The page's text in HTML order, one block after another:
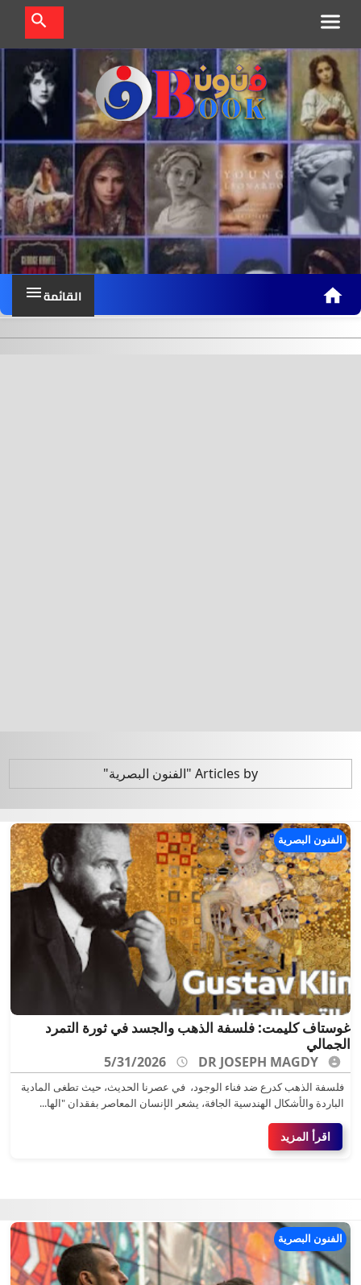
ف
ن
و
ن
ب
و
القائمة
Articles by "الفنون البصرية"
الفنون البصرية
غوستاف كليمت: فلسفة الذهب والجسد في ثورة التمرد
الجمالي
DR JOSEPH MAGDY
5/31/2026
فلسفة الذهب كدرع ضد فناء الوجود، في عصرنا الحديث، حيث تطغى المادية
الباردة والأشكال الهندسية الجافة، يشعر الإنسان المعاصر بفقدان "الها...
اقرأ المزيد
الفنون البصرية